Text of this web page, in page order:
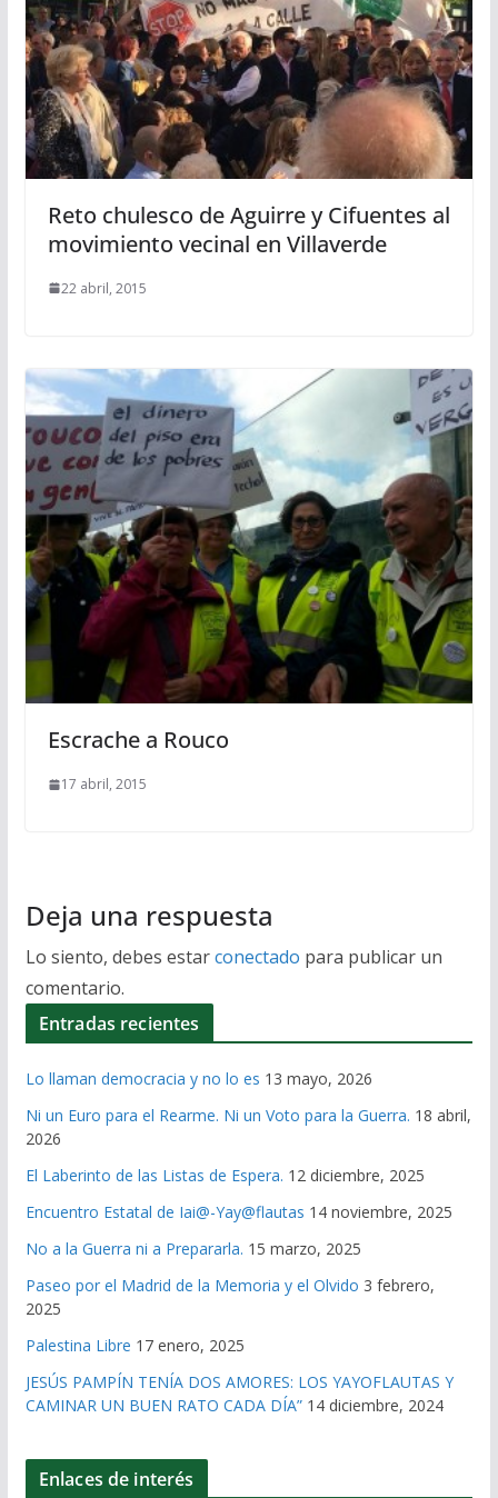
Reto chulesco de Aguirre y Cifuentes al
movimiento vecinal en Villaverde
22 abril, 2015
Escrache a Rouco
17 abril, 2015
Deja una respuesta
Lo siento, debes estarconectado para publicar un
comentario.
Entradas recientes
Lo llaman democracia y no lo es 13 mayo, 2026
Ni un Euro para el Rearme. Ni un Voto para la Guerra. 18 abril,
2026
El Laberinto de las Listas de Espera. 12 diciembre, 2025
Encuentro Estatal de Iai@-Yay@flautas 14 noviembre, 2025
No a la Guerra ni a Prepararla. 15 marzo, 2025
Paseo por el Madrid de la Memoria y el Olvido 3 febrero,
2025
Palestina Libre 17 enero, 2025
JESÚS PAMPÍN TENÍA DOS AMORES: LOS YAYOFLAUTAS Y
CAMINAR UN BUEN RATO CADA DÍA” 14 diciembre, 2024
Enlaces de interés